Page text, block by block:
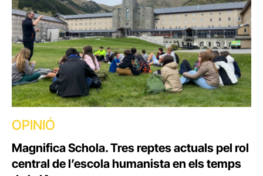
OPINIÓ
Magnifica Schola. Tres reptes actuals pel rol
central de l’escola humanista en els temps